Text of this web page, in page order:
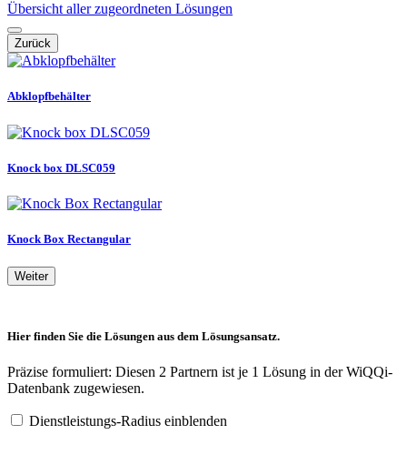
Übersicht aller zugeordneten Lösungen
Zurück
Abklopfbehälter
Knock box DLSC059
Knock Box Rectangular
Weiter
Hier finden Sie die Lösungen aus dem Lösungsansatz.
Präzise formuliert: Diesen 2 Partnern ist je 1 Lösung in der WiQQi-
Datenbank zugewiesen.
Dienstleistungs-Radius einblenden